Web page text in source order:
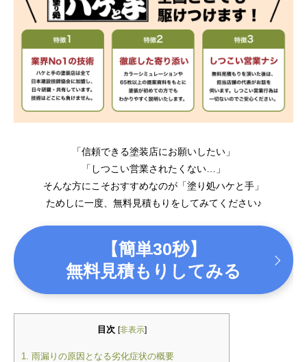
「信頼できる塗装店にお願いしたい」
「しつこい営業されたくない…」
そんな方にこそおすすめなのが「塗り処ハケと手」
ためしに一度、無料見積もりをしてみてください♪
【簡単30秒】
無料見積もりしてみる
目次 [非表示]
1.
雨漏りの原因となる劣化症状の概要